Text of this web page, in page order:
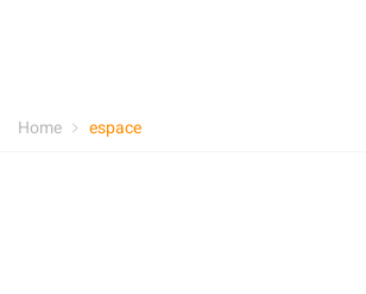
Home espace